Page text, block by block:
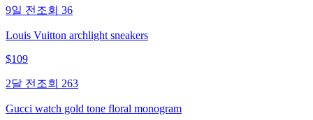
9일 전 조회 36
Louis Vuitton archlight sneakers
$109
2달 전 조회 263
Gucci watch gold tone floral monogram